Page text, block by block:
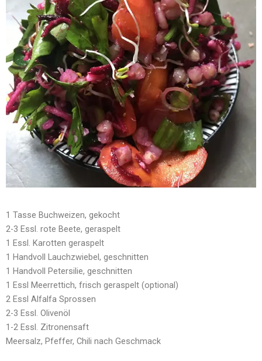
1 Tasse Buchweizen, gekocht
2-3 Essl. rote Beete, geraspelt
1 Essl. Karotten geraspelt
1 Handvoll Lauchzwiebel, geschnitten
1 Handvoll Petersilie, geschnitten
1 Essl Meerrettich, frisch geraspelt (optional)
2 Essl Alfalfa Sprossen
2-3 Essl. Olivenöl
1-2 Essl. Zitronensaft
Meersalz, Pfeffer, Chili nach Geschmack